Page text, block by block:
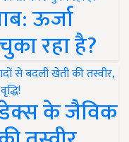
ऊर्जा
रहा है?
के जैविक